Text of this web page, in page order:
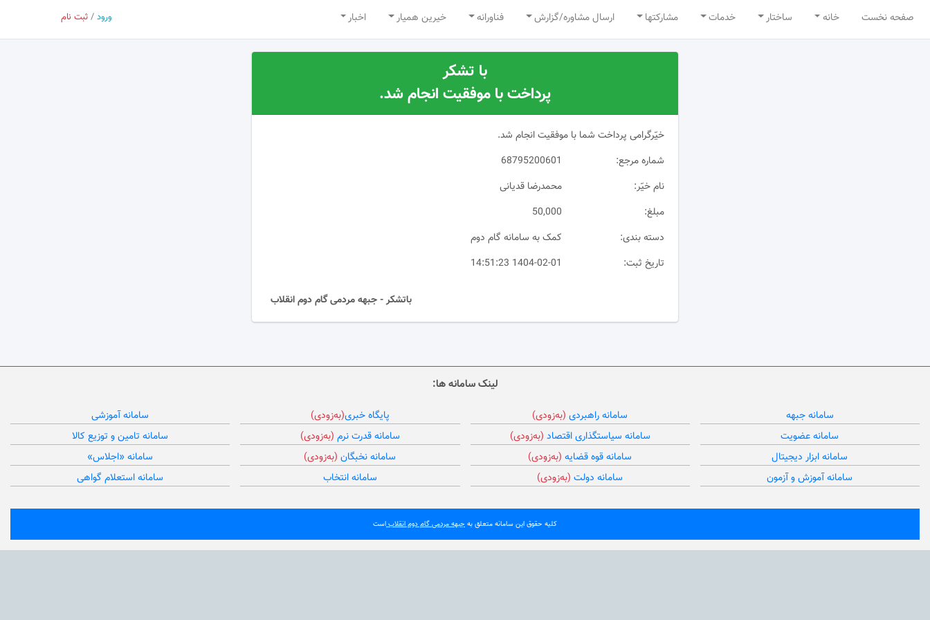
صفحه نخست خانه ساختار خدمات مشارکتها ارسال مشاوره/گزارش فناورانه خیرین همیار اخبار ورود / ثبت نام درباره ما قوانین گروه های من پیام سامانه
با تشکر
پرداخت با موفقیت انجام شد.
خیّرگرامی پرداخت شما با موفقیت انجام شد.
شماره مرجع:
68795200601
نام خیّر:
محمدرضا قدیانی
مبلغ:
50,000
دسته بندی:
کمک به سامانه گام دوم
تاریخ ثبت:
1404-02-01 14:51:23
باتشکر - جبهه مردمی گام دوم انقلاب
لینک سامانه ها:
سامانه جبهه
سامانه عضویت
سامانه ابزار دیجیتال
سامانه آموزش و آزمون
سامانه راهبردی (به‌زودی)
سامانه سیاستگذاری اقتصاد (به‌زودی)
سامانه قوه قضایه (به‌زودی)
سامانه دولت (به‌زودی)
پایگاه خبری(به‌زودی)
سامانه قدرت نرم (به‌زودی)
سامانه نخبگان (به‌زودی)
سامانه انتخاب
سامانه آموزشی
سامانه تامین و توزیع کالا
سامانه «اجلاس»
سامانه استعلام گواهی
کلیه حقوق این سامانه متعلق به جبهه مردمی گام دوم انقلاباست